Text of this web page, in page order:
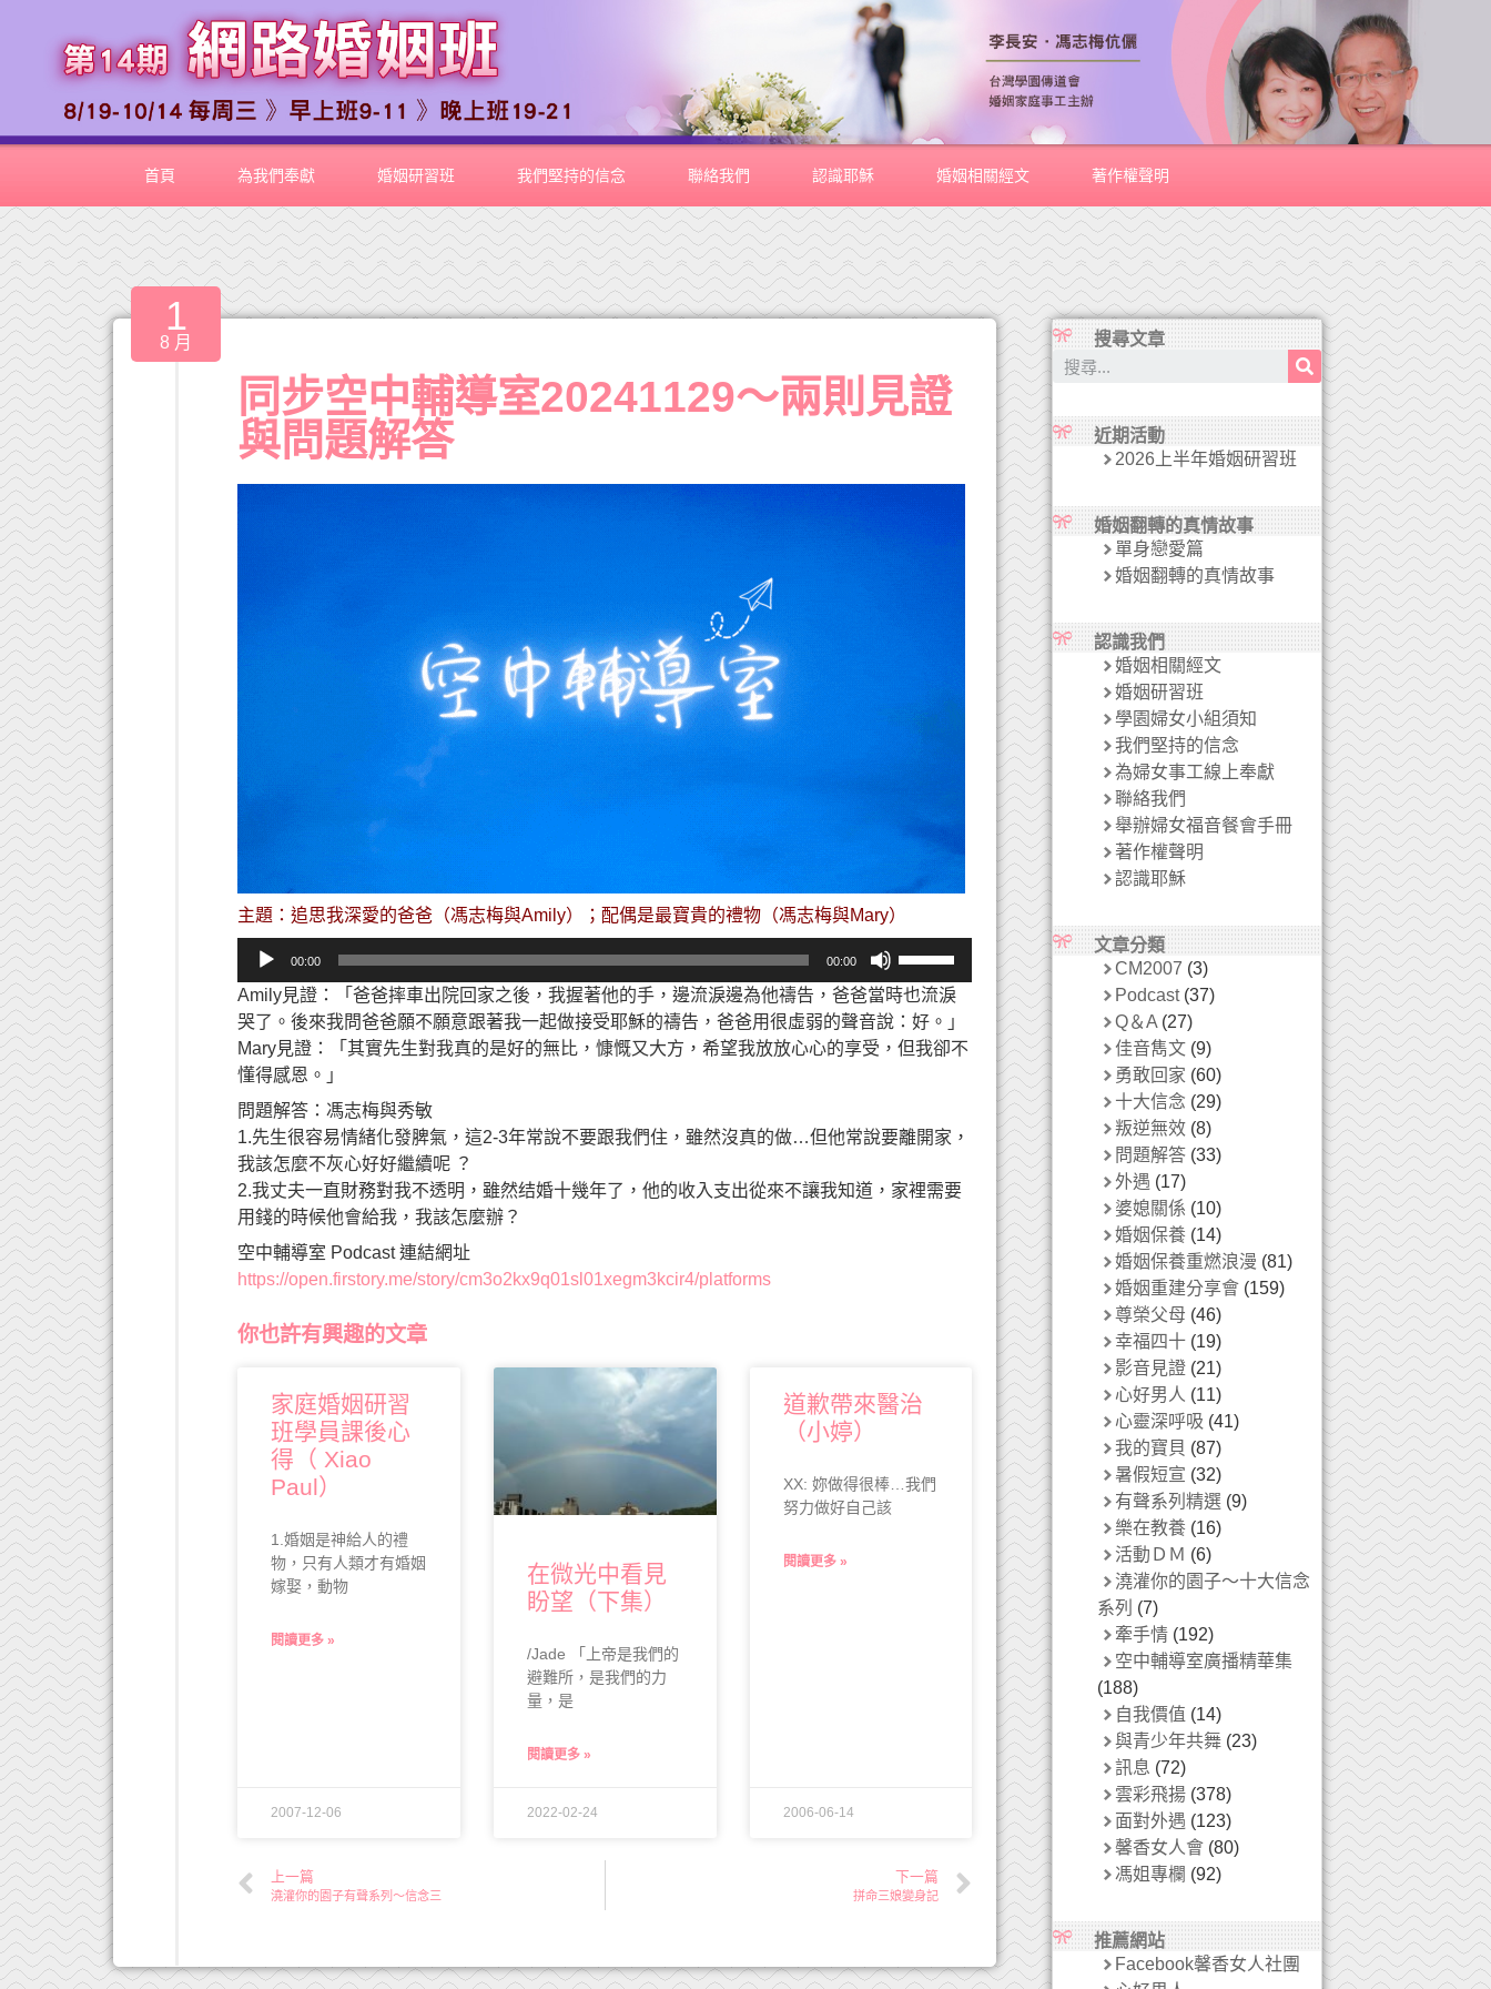
首頁 為我們奉獻 婚姻研習班 我們堅持的信念 聯絡我們 認識耶穌 婚姻相關經文 著作權聲明
1
8 月
同步空中輔導室20241129～兩則見證
與問題解答
主題：追思我深愛的爸爸（馮志梅與Amily）；配偶是最寶貴的禮物（馮志梅與Mary）
播
放
器
00:00 00:00
向
上/
向
以
高
Amily見證：「爸爸摔車出院回家之後，我握著他的手，邊流淚邊為他禱告，爸爸當時也流淚
哭了。後來我問爸爸願不願意跟著我一起做接受耶穌的禱告，爸爸用很虛弱的聲音說：好。」
Mary見證：「其實先生對我真的是好的無比，慷慨又大方，希望我放放心心的享受，但我卻不
懂得感恩。」
問題解答：馮志梅與秀敏
1.先生很容易情緒化發脾氣，這2-3年常說不要跟我們住，雖然沒真的做…但他常說要離開家，
我該怎麼不灰心好好繼續呢 ？
2.我丈夫一直財務對我不透明，雖然结婚十幾年了，他的收入支出從來不讓我知道，家裡需要
用錢的時候他會給我，我該怎麼辦？
空中輔導室 Podcast 連結網址
https://open.firstory.me/story/cm3o2kx9q01sl01xegm3kcir4/platforms
你也許有興趣的文章
家庭婚姻研習
班學員課後心
得（ Xiao
Paul）
1.婚姻是神給人的禮
物，只有人類才有婚姻
嫁娶，動物
閱讀更多 »
2007-12-06
在微光中看見
盼望（下集）
/Jade 「上帝是我們的
避難所，是我們的力
量，是
閱讀更多 »
2022-02-24
道歉帶來醫治
（小婷）
XX: 妳做得很棒…我們
努力做好自己該
閱讀更多 »
2006-06-14
上一篇
澆灌你的園子有聲系列～信念三
下一篇
拼命三娘變身記
搜尋文章
近期活動
2026上半年婚姻研習班
婚姻翻轉的真情故事
單身戀愛篇
婚姻翻轉的真情故事
認識我們
婚姻相關經文
婚姻研習班
學園婦女小組須知
我們堅持的信念
為婦女事工線上奉獻
聯絡我們
舉辦婦女福音餐會手冊
著作權聲明
認識耶穌
文章分類
CM2007 (3)
Podcast(37)
Q＆A(27)
佳音雋文(9)
勇敢回家 (60)
十大信念 (29)
叛逆無效(8)
問題解答(33)
外遇 (17)
婆媳關係 (10)
婚姻保養(14)
婚姻保養重燃浪漫 (81)
婚姻重建分享會(159)
尊榮父母 (46)
幸福四十(19)
影音見證(21)
心好男人 (11)
心靈深呼吸 (41)
我的寶貝 (87)
暑假短宣 (32)
有聲系列精選(9)
樂在教養(16)
活動ＤＭ (6)
澆灌你的園子～十大信念
系列 (7)
牽手情(192)
空中輔導室廣播精華集
(188)
自我價值 (14)
與青少年共舞(23)
訊息 (72)
雲彩飛揚(378)
面對外遇 (123)
馨香女人會(80)
馮姐專欄 (92)
推薦網站
Facebook馨香女人社團